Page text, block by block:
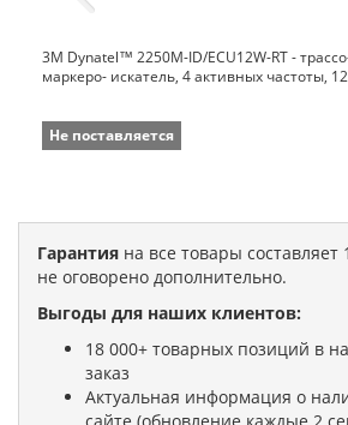
3M Dynatel™ 2250M-ID/ECU12W-RT -
маркеро- искатель, 4 активных частоты,
Не поставляется
Гарантия на все товары составляет
не оговорено дополнительно.
Выгоды для наших клиентов:
18 000+ товарных позиций в
заказ
Актуальная информация о